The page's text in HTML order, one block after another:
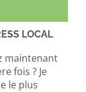
LOCAL
maintenant
fois ? Je
le plus